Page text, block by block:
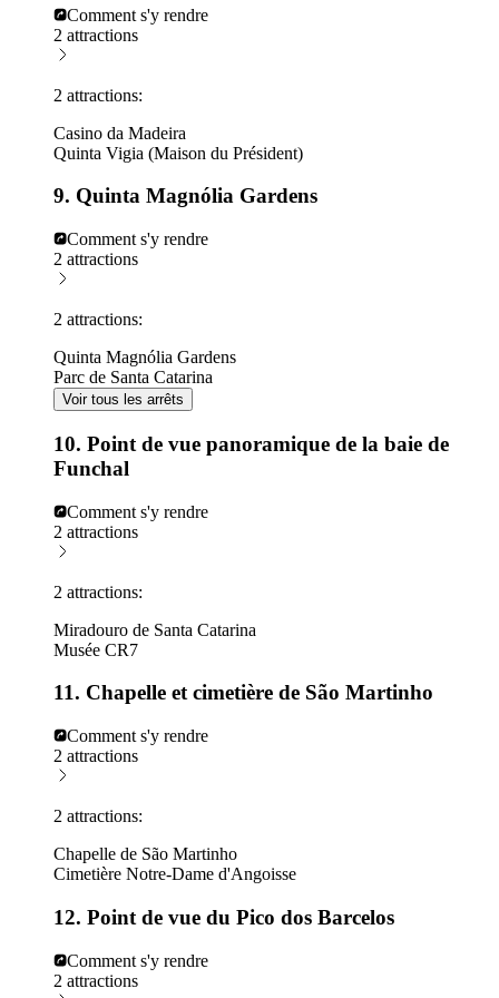
Comment s'y rendre
2 attractions
2 attractions:
Casino da Madeira
Quinta Vigia (Maison du Président)
9. Quinta Magnólia Gardens
Comment s'y rendre
2 attractions
2 attractions:
Quinta Magnólia Gardens
Parc de Santa Catarina
Voir tous les arrêts
10. Point de vue panoramique de la baie de
Funchal
Comment s'y rendre
2 attractions
2 attractions:
Miradouro de Santa Catarina
Musée CR7
11. Chapelle et cimetière de São Martinho
Comment s'y rendre
2 attractions
2 attractions:
Chapelle de São Martinho
Cimetière Notre-Dame d'Angoisse
12. Point de vue du Pico dos Barcelos
Comment s'y rendre
2 attractions